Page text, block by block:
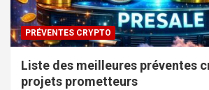
PRÉVENTES CRYPTO
Liste des meilleures préventes
projets prometteurs